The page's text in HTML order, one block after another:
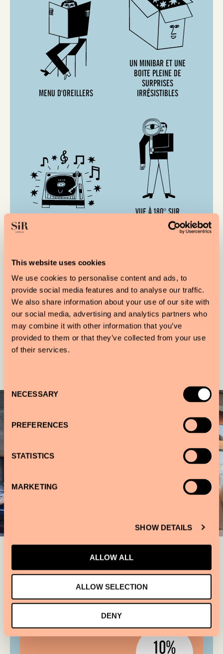
This website uses cookies
We use cookies to personalise content and ads, to
provide social media features and to analyse our traffic.
We also share information about your use of our site with
our social media, advertising and analytics partners who
may combine it with other information that you’ve
provided to them or that they’ve collected from your use
of their services.
Selection
NECESSARY
PREFERENCES
STATISTICS
MARKETING
SHOW DETAILS
ALLOW ALL
ALLOW SELECTION
DENY
MENU D'OREILLERS
UN MINIBAR ET UNE
BOITE PLEINE DE
SURPRISES
IRRÉSISTIBLES
VUE À 180° SUR
AMSTERDAM NORD ET
L'OVERHOEKSPLEIN
NOS ESSENTIELS
10%